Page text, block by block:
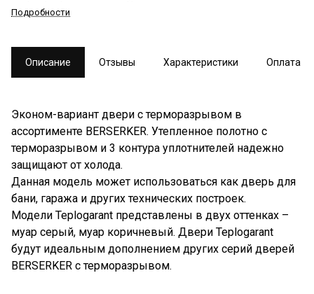
уплотнителей надежно
защищают от холода.
Подробности
Описание Отзывы Характеристики Оплата
Эконом-вариант двери с терморазрывом в
ассортименте BERSERKER. Утепленное полотно с
терморазрывом и 3 контура уплотнителей надежно
защищают от холода.
Данная модель может использоваться как дверь для
бани, гаража и других технических построек.
Модели Teplogarant представлены в двух оттенках –
муар серый, муар коричневый. Двери Teplogarant
будут идеальным дополнением других серий дверей
BERSERKER с терморазрывом.